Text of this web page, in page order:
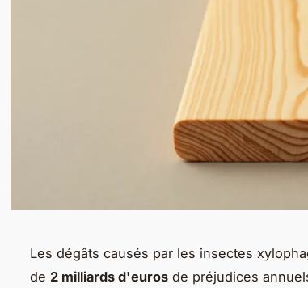
Les dégâts causés par les insectes
de 2 milliards d'euros de préjudices